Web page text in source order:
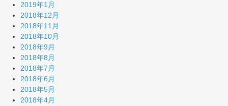
2019年1月
2018年12月
2018年11月
2018年10月
2018年9月
2018年8月
2018年7月
2018年6月
2018年5月
2018年4月